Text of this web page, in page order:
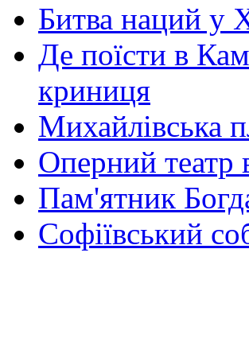
Битва наций у
Де поїсти в
криниця
Михайлівська
Оперний театр
Пам'ятник
Софіївський